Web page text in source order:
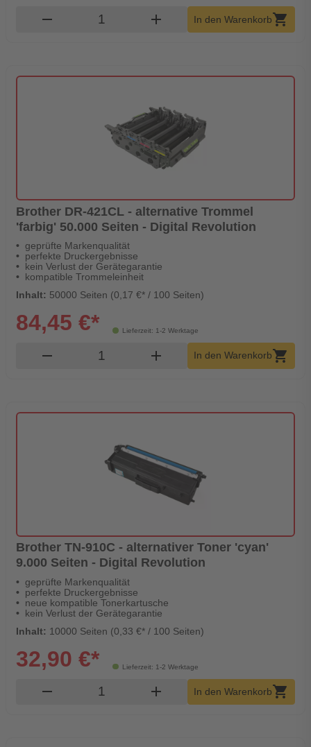
remove Produkt Warenkorb Menge
add In den Warenkorbshopping_cart
Brother DR-421CL - alternative Trommel
'farbig' 50.000 Seiten - Digital Revolution
geprüfte Markenqualität
perfekte Druckergebnisse
kein Verlust der Gerätegarantie
kompatible Trommeleinheit
Inhalt: 50000 Seiten (0,17 €* / 100 Seiten)
Lieferzeit: 1-2 Werktage
84,45 €*
remove Produkt Warenkorb Menge
add In den Warenkorbshopping_cart
Brother TN-910C - alternativer Toner 'cyan'
9.000 Seiten - Digital Revolution
geprüfte Markenqualität
perfekte Druckergebnisse
neue kompatible Tonerkartusche
kein Verlust der Gerätegarantie
Inhalt: 10000 Seiten (0,33 €* / 100 Seiten)
Lieferzeit: 1-2 Werktage
32,90 €*
remove Produkt Warenkorb Menge
add In den Warenkorb shopping_cart